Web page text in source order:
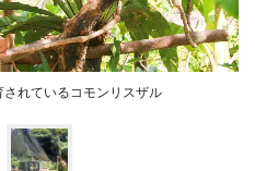
れているコモンリスザル